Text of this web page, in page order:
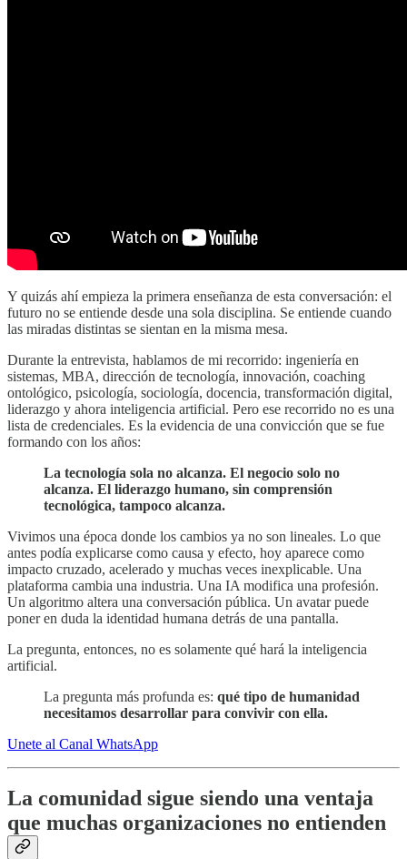
Y quizás ahí empieza la primera enseñanza de esta conversación: el
futuro no se entiende desde una sola disciplina. Se entiende cuando
las miradas distintas se sientan en la misma mesa.
Durante la entrevista, hablamos de mi recorrido: ingeniería en
sistemas, MBA, dirección de tecnología, innovación, coaching
ontológico, psicología, sociología, docencia, transformación digital,
liderazgo y ahora inteligencia artificial. Pero ese recorrido no es una
lista de credenciales. Es la evidencia de una convicción que se fue
formando con los años:
La tecnología sola no alcanza. El negocio solo no
alcanza. El liderazgo humano, sin comprensión
tecnológica, tampoco alcanza.
Vivimos una época donde los cambios ya no son lineales. Lo que
antes podía explicarse como causa y efecto, hoy aparece como
impacto cruzado, acelerado y muchas veces inexplicable. Una
plataforma cambia una industria. Una IA modifica una profesión.
Un algoritmo altera una conversación pública. Un avatar puede
poner en duda la identidad humana detrás de una pantalla.
La pregunta, entonces, no es solamente qué hará la inteligencia
artificial.
La pregunta más profunda es: qué tipo de humanidad
necesitamos desarrollar para convivir con ella.
Unete al Canal WhatsApp
La comunidad sigue siendo una ventaja
que muchas organizaciones no entienden